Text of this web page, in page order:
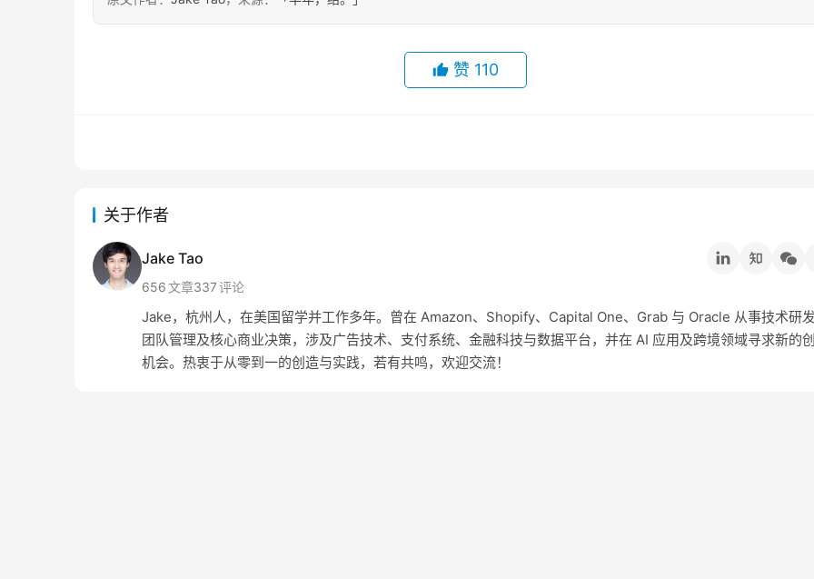
赞 110
关于作者
Jake Tao
656文章337评论
Jake，杭州人，在美国留学并工作多年。曾在 Amazon、Shopify、Capital One、Grab 与 Oracle 从事技术研
团队管理及核心商业决策，涉及广告技术、支付系统、金融科技与数据平台，并在 AI 应用及跨境领域寻求新的
机会。热衷于从零到一的创造与实践，若有共鸣，欢迎交流！